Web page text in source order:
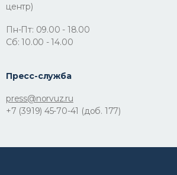
центр)
Пн-Пт: 09.00 - 18.00
Сб: 10.00 - 14.00
Пресс-служба
press@norvuz.ru
+7 (3919) 45-70-41 (доб. 177)